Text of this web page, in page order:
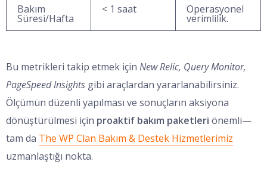
Bakım
Süresi/Hafta
< 1 saat Operasyonel
verimlilik.
Bu metrikleri takip etmek için New Relic, Query Monitor,
PageSpeed Insights gibi araçlardan yararlanabilirsiniz.
Ölçümün düzenli yapılması ve sonuçların aksiyona
dönüştürülmesi için proaktif bakım paketleri önemli—
tam da The WP Clan Bakım & Destek Hizmetlerimiz
uzmanlaştığı nokta.